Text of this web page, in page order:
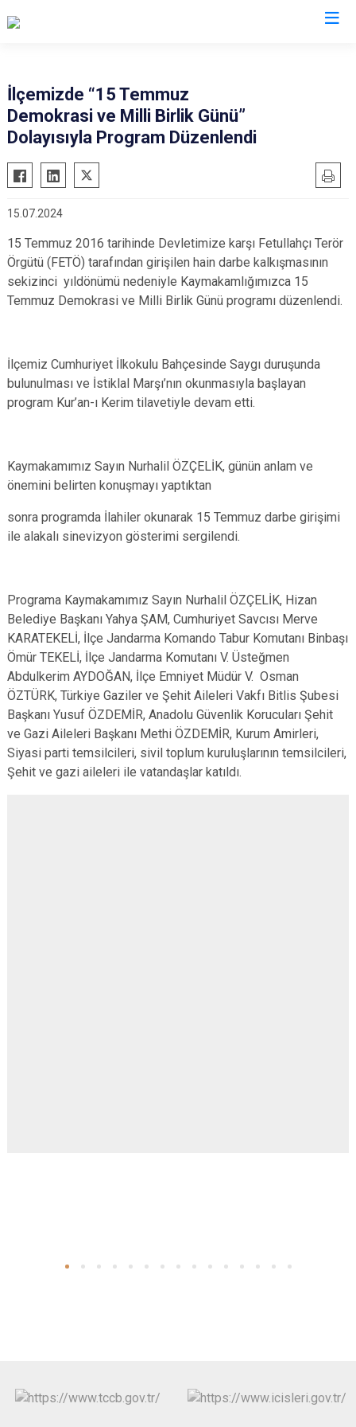
Adilcevaz
Güroymak
Tatvan
İlçemizde “15 Temmuz
Demokrasi ve Milli Birlik Günü”
Dolayısıyla Program Düzenlendi
15.07.2024
15 Temmuz 2016 tarihinde Devletimize karşı Fetullahçı Terör
Örgütü (FETÖ) tarafından girişilen hain darbe kalkışmasının
sekizinci yıldönümü nedeniyle Kaymakamlığımızca 15
Temmuz Demokrasi ve Milli Birlik Günü programı düzenlendi.
İlçemiz Cumhuriyet İlkokulu Bahçesinde Saygı duruşunda
bulunulması ve İstiklal Marşı’nın okunmasıyla başlayan
program Kur’an-ı Kerim tilavetiyle devam etti.
Kaymakamımız Sayın Nurhalil ÖZÇELİK, günün anlam ve
önemini belirten konuşmayı yaptıktan
sonra programda İlahiler okunarak 15 Temmuz darbe girişimi
ile alakalı sinevizyon gösterimi sergilendi.
Programa Kaymakamımız Sayın Nurhalil ÖZÇELİK, Hizan
Belediye Başkanı Yahya ŞAM, Cumhuriyet Savcısı Merve
KARATEKELİ, İlçe Jandarma Komando Tabur Komutanı Binbaşı
Ömür TEKELİ, İlçe Jandarma Komutanı V. Üsteğmen
Abdulkerim AYDOĞAN, İlçe Emniyet Müdür V. Osman
ÖZTÜRK, Türkiye Gaziler ve Şehit Aileleri Vakfı Bitlis Şubesi
Başkanı Yusuf ÖZDEMİR, Anadolu Güvenlik Korucuları Şehit
ve Gazi Aileleri Başkanı Methi ÖZDEMİR, Kurum Amirleri,
Siyasi parti temsilcileri, sivil toplum kuruluşlarının temsilcileri,
Şehit ve gazi aileleri ile vatandaşlar katıldı.